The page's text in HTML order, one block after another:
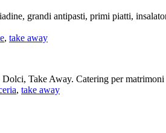
grandi antipasti, primi piatti,
, take away
Take Away. Catering per matrimoni
, take away